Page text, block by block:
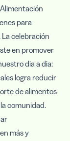
para
celebración
en promover
dia a dia:
logra reducir
de alimentos
comunidad.
más y